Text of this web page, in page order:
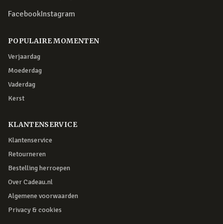
FacebookInstagram
POPULAIRE MOMENTEN
Verjaardag
Moederdag
Vaderdag
Kerst
KLANTENSERVICE
Klantenservice
Retourneren
Bestelling herroepen
Over Cadeau.nl
Algemene voorwaarden
Privacy & cookies